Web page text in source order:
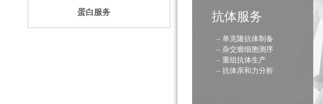
蛋白服务 抗体服务
– 单克隆抗体制备
– 杂交瘤细胞测序
– 重组抗体生产
– 抗体亲和力分析